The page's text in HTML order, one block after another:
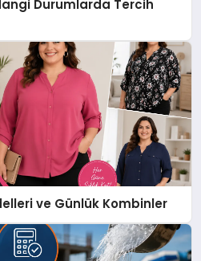
Durumlarda Tercih
ve Günlük Kombinler